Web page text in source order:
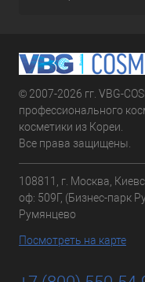
© 2007-2026 гг. VBG-
профессионального
косметики из Кореи.
Все права защищены.
108811, г. Москва,
оф: 509Г, (Бизнес-парк
Румянцево
Посмотреть на карте